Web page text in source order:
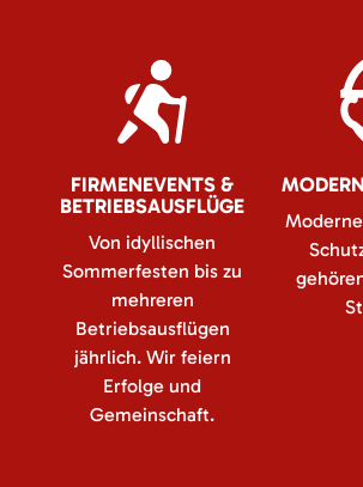
FIRMENEVENTS &
BETRIEBSAUSFLÜGE
Von idyllischen
Sommerfesten bis zu
mehreren
Betriebsausflügen
jährlich. Wir feiern
Erfolge und
Gemeinschaft.